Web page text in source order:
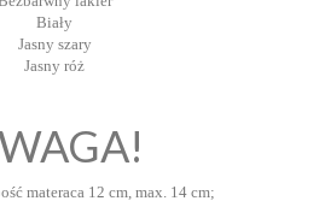
Biały
Jasny szary
Jasny róż
materaca 12 cm, max. 14 cm;